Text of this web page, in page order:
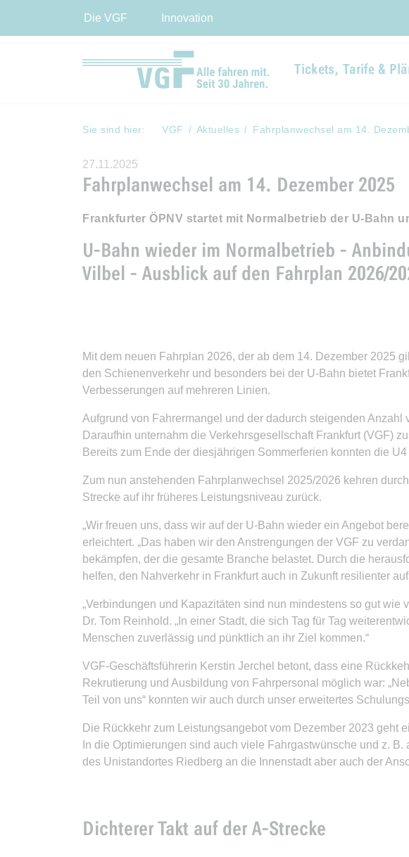
Die VGF
Innovation
Tickets, Tarife &
Sie sind hier: VGF Aktuelles Fahrplanwechsel am 14.
27.11.2025
Fahrplanwechsel am 14. Dezember 2025
Frankfurter ÖPNV startet mit Normalbetrieb der U-Bahn
U-Bahn wieder im Normalbetrieb -
Vilbel - Ausblick auf den Fahrplan 2026/
Mit dem neuen Fahrplan 2026, der ab dem 14. Dezember 2025
den Schienenverkehr und besonders bei der U-Bahn bietet
Verbesserungen auf mehreren Linien.
Aufgrund von Fahrermangel und der dadurch steigenden
Daraufhin unternahm die Verkehrsgesellschaft Frankfurt (VGF)
Bereits zum Ende der diesjährigen Sommerferien konnten die
Zum nun anstehenden Fahrplanwechsel 2025/2026 kehren
Strecke auf ihr früheres Leistungsniveau zurück.
„Wir freuen uns, dass wir auf der U-Bahn wieder ein Angebot
erleichtert. „Das haben wir den Anstrengungen der VGF zu
bekämpfen, der die gesamte Branche belastet. Durch die
helfen, den Nahverkehr in Frankfurt auch in Zukunft resilienter
„Verbindungen und Kapazitäten sind nun mindestens so gut wie
Dr. Tom Reinhold. „In einer Stadt, die sich Tag für Tag
Menschen zuverlässig und pünktlich an ihr Ziel kommen.“
VGF-Geschäftsführerin Kerstin Jerchel betont, dass eine
Rekrutierung und Ausbildung von Fahrpersonal möglich war:
Teil von uns“ konnten wir auch durch unser erweitertes
Die Rückkehr zum Leistungsangebot vom Dezember 2023 geht
In die Optimierungen sind auch viele Fahrgastwünsche und z.
des Unistandortes Riedberg an die Innenstadt aber auch der
Dichterer Takt auf der A-Strecke